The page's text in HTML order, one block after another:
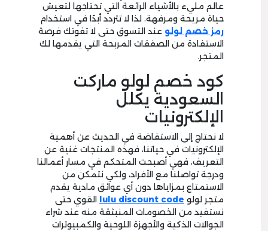
عالم مليء بالأشياء الرائعة التي تحتاجها لتعيش
حياة مريحة ومرفهة، لذا لا تتردد أبدًا في استخدام
رمز خصم لولو عند التسوق حتى لا تفوتك فرصة
الاستفادة من الصفقات المربحة التي يقدمها لك
المتجر.
كود خصم لولو ماركت
السعودية يكلل
الإلكترونيات
لا نحتاج إلى الاستفاضة في الحديث عن أهمية
الإلكترونيات في حياتنا، فهذه المنتجات غنية عن
التعريف، فهي أصبحت المتحكم في مسار أعمالنا
ودرجة تواصلنا مع الأفراد، ولكي نتمكن من
الاستمتاع بمزاياها دون أي عوائق مادية يقدم
متجر لولو
lulu discount code
القوي حتى
نستفيد من الخصومات المنبثقة منه عند شراء
الجوالات الذكية والأجهزة اللوحية والكمبيوترات